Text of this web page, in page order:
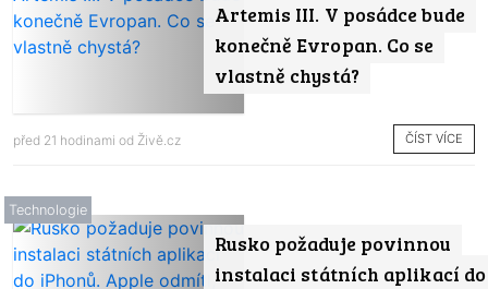
Artemis III. V posádce bude
konečně Evropan. Co se
vlastně chystá?
před 21 hodinami od Živě.cz ČÍST VÍCE
Rusko požaduje povinnou
instalaci státních aplikací do
Technologie